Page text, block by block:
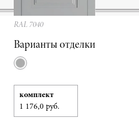
RAL 7040
Варианты отделки
комплект
1 176,0 руб.